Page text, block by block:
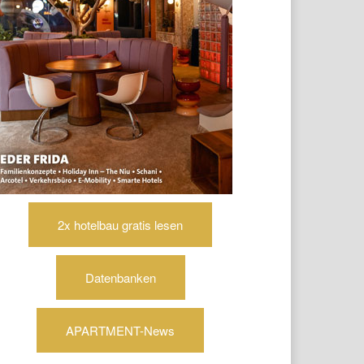
2x hotelbau gratis lesen
Datenbanken
APARTMENT-News